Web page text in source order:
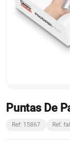
Puntas De
Ref: 15867 Ref.